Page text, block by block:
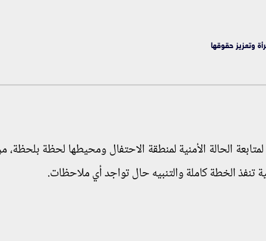
وتعزيز حقوقها
الحالة الأمنية لمنطقة الاحتفال ومحيطها لحظة بلحظة،
تنفذ الخطة كاملة والتنبيه حال تواجد أي ملاحظات.